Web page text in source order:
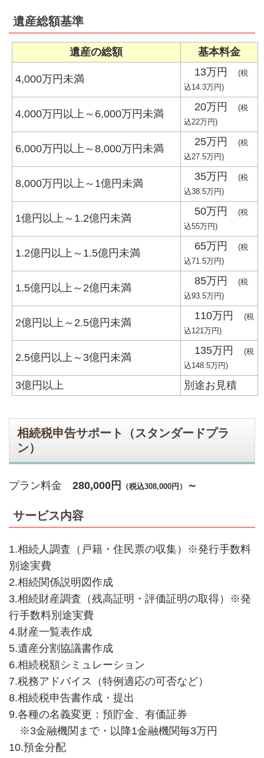
遺産総額基準
遺産の総額 基本料金
4,000万円未満
13万円
(税
込14.3万円)
4,000万円以上～6,000万円未満
20万円
(税
込22万円)
6,000万円以上～8,000万円未満
25万円
(税
込27.5万円)
8,000万円以上～1億円未満
35万円
(税
込38.5万円)
1億円以上～1.2億円未満
50万円
(税
込55万円)
1.2億円以上～1.5億円未満
65万円
(税
込71.5万円)
1.5億円以上～2億円未満
85万円
(税
込93.5万円)
2億円以上～2.5億円未満
110万円
(税
込121万円)
2.5億円以上～3億円未満
135万円
(税
込148.5万円)
3億円以上 別途お見積
相続税申告サポート（スタンダードプラ
ン）
プラン料金 280,000円 （税込308,000円） ～
サービス内容
1.相続人調査（戸籍・住民票の収集）※発行手数料
別途実費
2.相続関係説明図作成
3.相続財産調査（残高証明・評価証明の取得）※発
行手数料別途実費
4.財産一覧表作成
5.遺産分割協議書作成
6.相続税額シミュレーション
7.税務アドバイス（特例適応の可否など）
8.相続税申告書作成・提出
9.各種の名義変更：預貯金、有価証券
※3金融機関まで・以降1金融機関毎3万円
10.預金分配